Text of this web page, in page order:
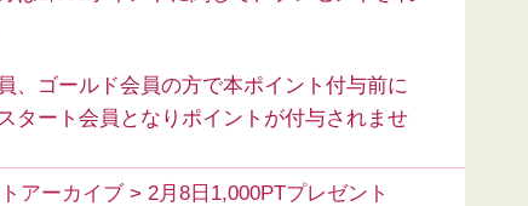
、ゴールド会員の方で本ポイント付与前に
タート会員となりポイントが付与されませ
アーカイブ > 2月8日1,000PTプレゼント